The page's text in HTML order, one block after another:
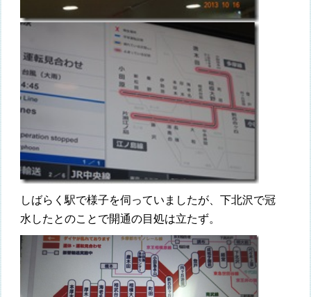
しばらく駅で様子を伺っていましたが、下北沢で冠
水したとのことで開通の目処は立たず。